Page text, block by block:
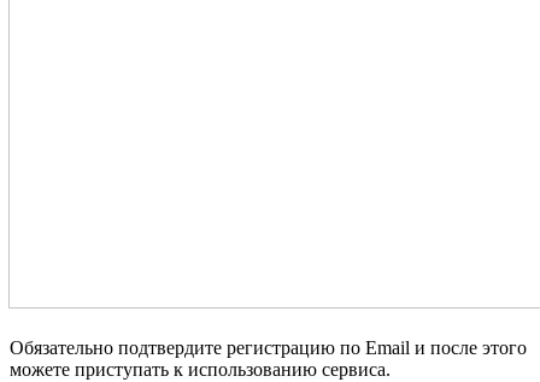
Обязательно подтвердите регистрацию по Email и после этого
можете приступать к использованию сервиса.